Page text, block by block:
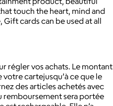
touch the heart, mind and
cards can be used at all
régler vos achats. Le montant
cartejusqu’à ce que le
des articles achetés avec
remboursement sera portée